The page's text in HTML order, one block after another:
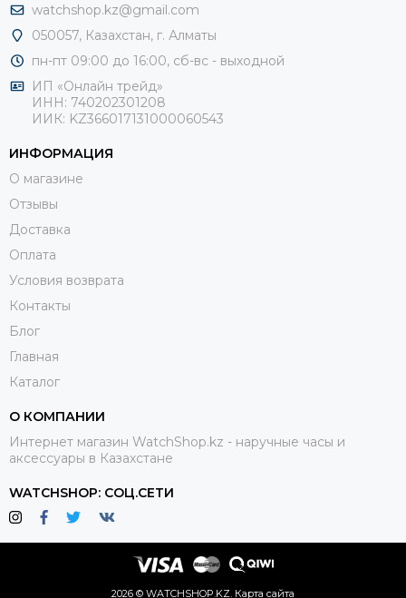
watchshop.kz@gmail.com
050057, Казахстан, г. Алматы
пн-пт 09:00 до 16:00, сб-вс - выходной
ИП «Онлайн трейд»
ИНН: 740202301208
ИИК: KZ366017131000060543
ИНФОРМАЦИЯ
О магазине
Отзывы
Доставка
Оплата
Условия возврата
Контакты
Блог
Главная
Каталог
О КОМПАНИИ
Интернет магазин WatchShop.kz - наручные часы и
аксессуары в Казахстане
WATCHSHOP: СОЦ.СЕТИ
2026 © WATCHSHOP.KZ. Карта сайта